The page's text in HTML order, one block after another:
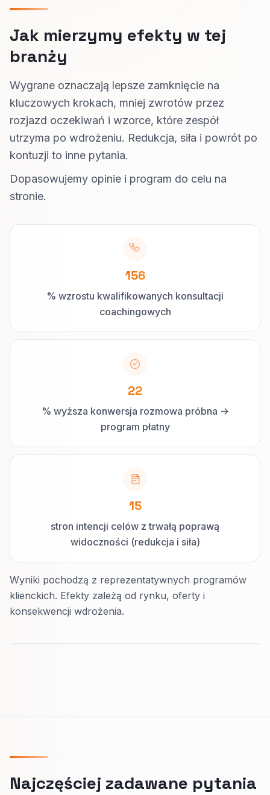
Jak mierzymy efekty w tej
branży
Wygrane oznaczają lepsze zamknięcie na
kluczowych krokach, mniej zwrotów przez
rozjazd oczekiwań i wzorce, które zespół
utrzyma po wdrożeniu. Redukcja, siła i powrót po
kontuzji to inne pytania.
Dopasowujemy opinie i program do celu na
stronie.
156
% wzrostu kwalifikowanych konsultacji
coachingowych
22
% wyższa konwersja rozmowa próbna ->
program płatny
15
stron intencji celów z trwałą poprawą
widoczności (redukcja i siła)
Wyniki pochodzą z reprezentatywnych programów
klienckich. Efekty zależą od rynku, oferty i
konsekwencji wdrożenia.
Najczęściej zadawane pytania